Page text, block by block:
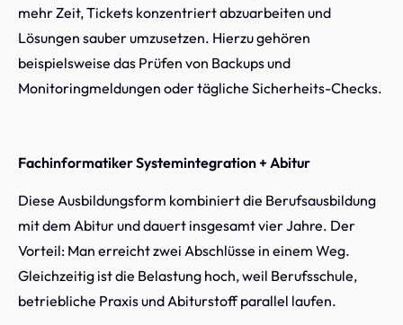
mehr Zeit, Tickets konzentriert abzuarbeiten und
Lösungen sauber umzusetzen. Hierzu gehören
beispielsweise das Prüfen von Backups und
Monitoringmeldungen oder tägliche Sicherheits-Checks.
Fachinformatiker Systemintegration + Abitur
Diese Ausbildungsform kombiniert die Berufsausbildung
mit dem Abitur und dauert insgesamt vier Jahre. Der
Vorteil: Man erreicht zwei Abschlüsse in einem Weg.
Gleichzeitig ist die Belastung hoch, weil Berufsschule,
betriebliche Praxis und Abiturstoff parallel laufen.